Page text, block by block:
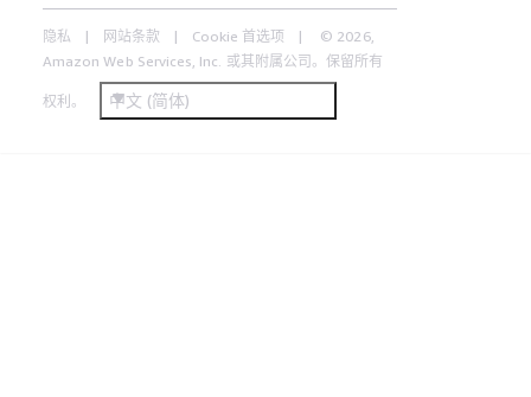
隐私 网站条款 Cookie 首选项
© 2026,
Amazon Web Services, Inc. 或其附属公司。保留所有
权利。 中文 (简体)